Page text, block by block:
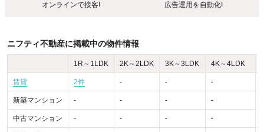
オンラインで接客! 広告運用を自動化!
ニフティ不動産に掲載中の物件情報
1R～1LDK 2K～2LDK 3K～3LDK 4K～4LDK
賃貸 2件 - - -
新築マンション - - - -
中古マンション - - - -